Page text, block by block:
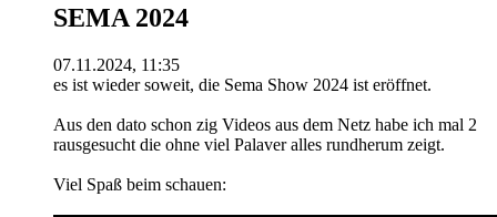
SEMA 2024
07.11.2024, 11:35
es ist wieder soweit, die Sema Show 2024 ist eröffnet.
Aus den dato schon zig Videos aus dem Netz habe ich mal 2
rausgesucht die ohne viel Palaver alles rundherum zeigt.
Viel Spaß beim schauen: